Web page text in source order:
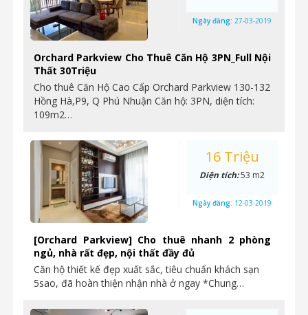
Orchard Parkview Cho Thuê Căn Hộ 3PN_Full Nội
Thất 30Triệu
Cho thuê Căn Hộ Cao Cấp Orchard Parkview 130-132
Hồng Hà,P9, Q Phú Nhuận Căn hộ: 3PN, diện tích:
109m2…
Ngày đăng: 27-03-2019
[Orchard Parkview] Cho thuê nhanh 2 phòng
ngủ, nhà rất đẹp, nội thất đầy đủ
Căn hộ thiết kế đẹp xuất sắc, tiêu chuẩn khách sạn
5sao, đã hoàn thiện nhận nhà ở ngay *Chung…
16 Triệu
Diện tích:53 m2
Ngày đăng: 12-03-2019